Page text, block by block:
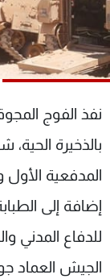
نفذ الفوج
بالذخيرة
المدفعية الأول
إضافة إلى
للدفاع المدني
الجيش العماد
البرامج
جدول البرامج
شاهد البرامج
الترددات
عن MTV
الإنـتـاج
لاعلاناتكم